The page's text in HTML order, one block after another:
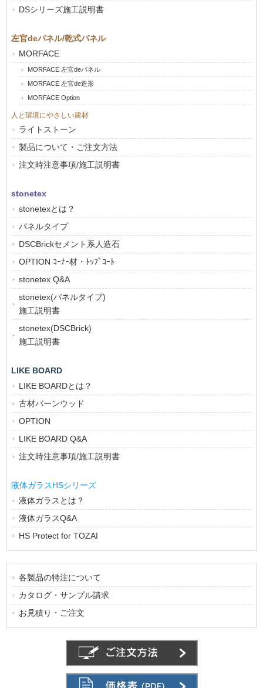
DSシリーズ施工説明書
左官deパネル/乾式パネル
MORFACE
MORFACE 左官deパネル
MORFACE 左官de造形
MORFACE Option
人と環境にやさしい建材
ライトストーン
製品について・ご注文方法
注文時注意事項/施工説明書
stonetex
stonetexとは？
パネルタイプ
DSCBrickセメント系人造石
OPTION ｺｰﾅｰ材・ﾄｯﾌﾟｺｰﾄ
stonetex Q&A
stonetex(パネルタイプ)
施工説明書
stonetex(DSCBrick)
施工説明書
LIKE BOARD
LIKE BOARDとは？
古材バーンウッド
OPTION
LIKE BOARD Q&A
注文時注意事項/施工説明書
液体ガラスHSシリーズ
液体ガラスとは？
液体ガラスQ&A
HS Protect for TOZAI
各製品の特注について
カタログ・サンプル請求
お見積り・ご注文